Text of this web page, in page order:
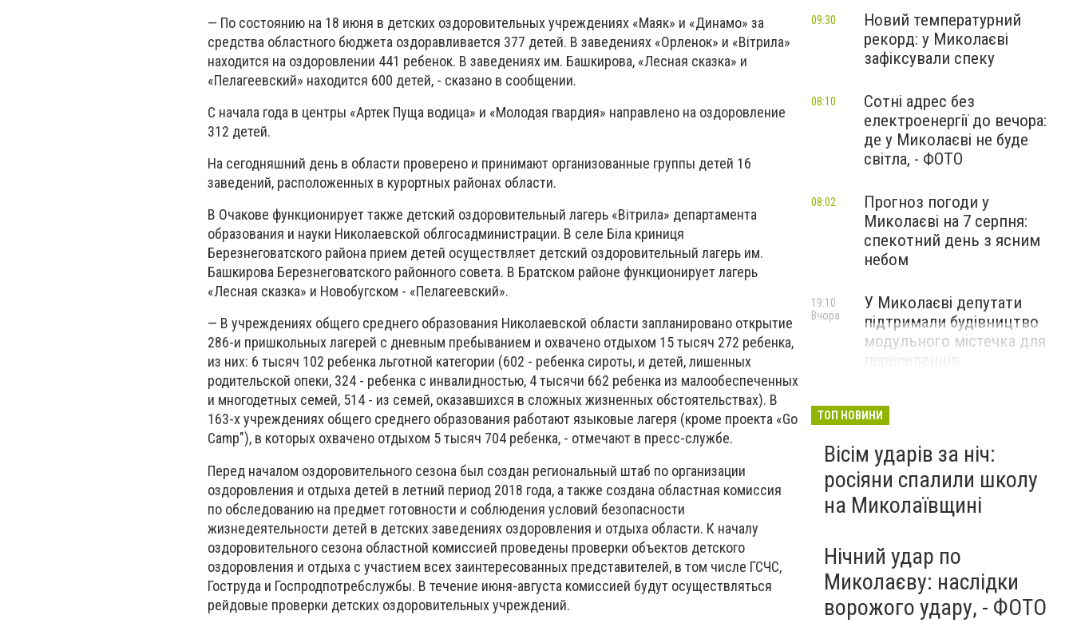
— По состоянию на 18 июня в детских оздоровительных учреждениях «Маяк» и «Динамо» за
средства областного бюджета оздоравливается 377 детей. В заведениях «Орленок» и «Вітрила»
находится на оздоровлении 441 ребенок. В заведениях им. Башкирова, «Лесная сказка» и
«Пелагеевский» находится 600 детей, - сказано в сообщении.
С начала года в центры «Артек Пуща водица» и «Молодая гвардия» направлено на оздоровление
312 детей.
На сегодняшний день в области проверено и принимают организованные группы детей 16
заведений, расположенных в курортных районах области.
В Очакове функционирует также детский оздоровительный лагерь «Вітрила» департамента
образования и науки Николаевской облгосадминистрации. В селе Біла криниця
Березнеговатского района прием детей осуществляет детский оздоровительный лагерь им.
Башкирова Березнеговатского районного совета. В Братском районе функционирует лагерь
«Лесная сказка» и Новобугском - «Пелагеевский».
— В учреждениях общего среднего образования Николаевской области запланировано открытие
286-и пришкольных лагерей с дневным пребыванием и охвачено отдыхом 15 тысяч 272 ребенка,
из них: 6 тысяч 102 ребенка льготной категории (602 - ребенка сироты, и детей, лишенных
родительской опеки, 324 - ребенка с инвалидностью, 4 тысячи 662 ребенка из малообеспеченных
и многодетных семей, 514 - из семей, оказавшихся в сложных жизненных обстоятельствах). В
163-х учреждениях общего среднего образования работают языковые лагеря (кроме проекта «Go
Camp"), в которых охвачено отдыхом 5 тысяч 704 ребенка, - отмечают в пресс-службе.
Перед началом оздоровительного сезона был создан региональный штаб по организации
оздоровления и отдыха детей в летний период 2018 года, а также создана областная комиссия
по обследованию на предмет готовности и соблюдения условий безопасности
жизнедеятельности детей в детских заведениях оздоровления и отдыха области. К началу
оздоровительного сезона областной комиссией проведены проверки объектов детского
оздоровления и отдыха с участием всех заинтересованных представителей, в том числе ГСЧС,
Гоструда и Госпродпотребслужбы. В течение июня-августа комиссией будут осуществляться
рейдовые проверки детских оздоровительных учреждений.
Новий температурний
рекорд: у Миколаєві
зафіксували спеку
09:30
Сотні адрес без
електроенергії до вечора:
де у Миколаєві не буде
світла, - ФОТО
08:10
Прогноз погоди у
Миколаєві на 7 серпня:
спекотний день з ясним
небом
08:02
У Миколаєві депутати
підтримали будівництво
модульного містечка для
19:10
Вчора
ТОП НОВИНИ
Вісім ударів за ніч:
росіяни спалили школу
на Миколаївщині
Нічний удар по
Миколаєву: наслідки
ворожого удару, - ФОТО